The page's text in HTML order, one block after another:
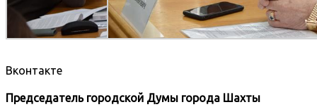
Вконтакте
Председатель городской Думы города Шахты